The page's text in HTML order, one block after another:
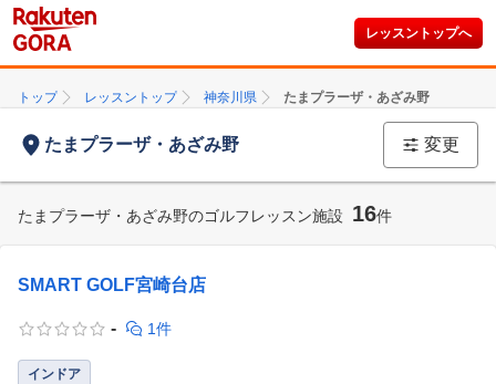
レッスントップへ
トップ レッスントップ 神奈川県 たまプラーザ・あざみ野
たまプラーザ・あざみ野 変更
たまプラーザ・あざみ野のゴルフレッスン施設 16件
SMART GOLF宮崎台店
- 1件
インドア